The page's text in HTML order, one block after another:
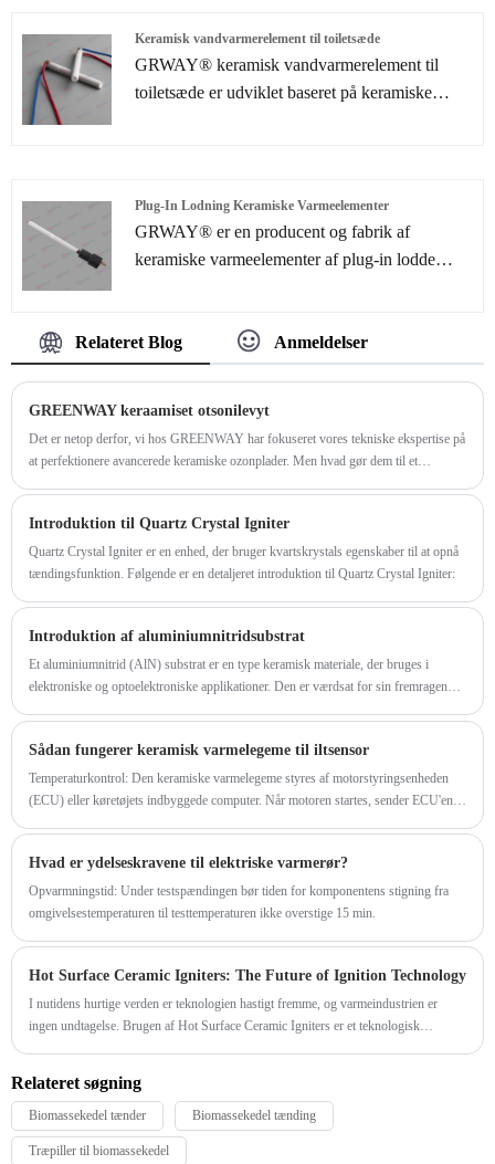
kunder.
Keramisk vandvarmerelement til toiletsæde
GRWAY® keramisk vandvarmerelement til
toiletsæde er udviklet baseret på keramiske
Plug-In Lodning Keramiske Varmeelementer
GRWAY® er en producent og fabrik af
keramiske varmeelementer af plug-in lodde
formomkostninger. Skræddersyede
varmeelementløsninger i henhold til kundernes
Relateret Blog Anmeldelser
GREENWAY keraamiset otsonilevyt
Det er netop derfor, vi hos GREENWAY har fokuseret vores tekniske ekspertise på
at perfektionere avancerede keramiske ozonplader. Men hvad gør dem til et
Introduktion til Quartz Crystal Igniter
Quartz Crystal Igniter er en enhed, der bruger kvartskrystals egenskaber til at opnå
tændingsfunktion. Følgende er en detaljeret introduktion til Quartz Crystal Igniter:
Introduktion af aluminiumnitridsubstrat
Et aluminiumnitrid (AlN) substrat er en type keramisk materiale, der bruges i
elektroniske og optoelektroniske applikationer. Den er værdsat for sin fremragende
Sådan fungerer keramisk varmelegeme til iltsensor
​Temperaturkontrol: Den keramiske varmelegeme styres af motorstyringsenheden
(ECU) eller køretøjets indbyggede computer. Når motoren startes, sender ECU'en et
Hvad er ydelseskravene til elektriske varmerør?
Opvarmningstid: Under testspændingen bør tiden for komponentens stigning fra
omgivelsestemperaturen til testtemperaturen ikke overstige 15 min.
​Hot Surface Ceramic Igniters: The Future of Ignition Technology
I nutidens hurtige verden er teknologien hastigt fremme, og varmeindustrien er
ingen undtagelse. Brugen af ​​Hot Surface Ceramic Igniters er et teknologisk
Relateret søgning
Biomassekedel tænder Biomassekedel tænding
Træpiller til biomassekedel